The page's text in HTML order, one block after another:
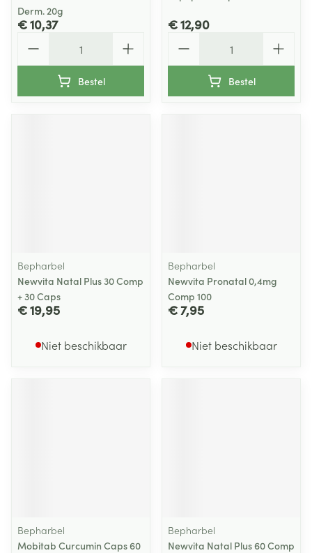
Derm. 20g
€ 10,37
Bestel
€ 12,90
Bestel
Bepharbel
Newvita Natal Plus 30 Comp
+ 30 Caps
€ 19,95
Niet beschikbaar
Bepharbel
Newvita Pronatal 0,4mg
Comp 100
€ 7,95
Niet beschikbaar
Bepharbel
Mobitab Curcumin Caps 60
Bepharbel
Newvita Natal Plus 60 Comp